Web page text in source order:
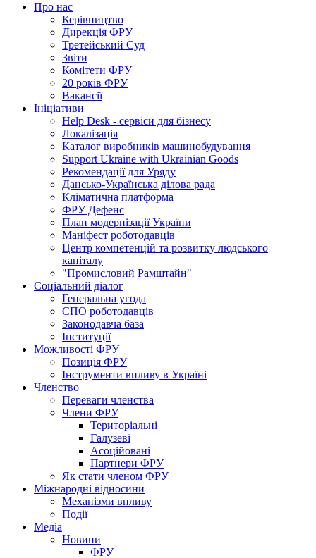
Про нас
Керівництво
Дирекція ФРУ
Третейський Суд
Звіти
Комітети ФРУ
20 років ФРУ
Вакансії
Ініціативи
Help Desk - сервіси для бізнесу
Локалізація
Каталог виробників машинобудування
Support Ukraine with Ukrainian Goods
Рекомендації для Уряду
Дансько-Українська ділова рада
Кліматична платформа
ФРУ Дефенс
План модернізації України
Маніфест роботодавців
Центр компетенцій та розвитку людського
капіталу
"Промисловий Рамштайн"
Соціальний діалог
Генеральна угода
СПО роботодавців
Законодавча база
Інституції
Можливості ФРУ
Позиція ФРУ
Інструменти впливу в Україні
Членство
Переваги членства
Члени ФРУ
Територіальні
Галузеві
Асоційовані
Партнери ФРУ
Як стати членом ФРУ
Міжнародні відносини
Механізми впливу
Події
Медіа
Новини
ФРУ